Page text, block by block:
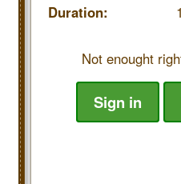
Duration:
Not enought
Sign in